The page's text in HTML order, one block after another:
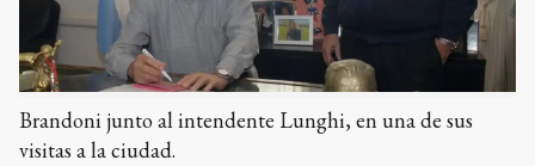
Brandoni junto al intendente Lunghi, en una de sus
visitas a la ciudad.